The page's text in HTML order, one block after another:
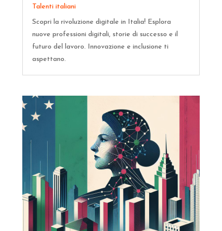
Talenti italiani
Scopri la rivoluzione digitale in Italia! Esplora
nuove professioni digitali, storie di successo e il
futuro del lavoro. Innovazione e inclusione ti
aspettano.